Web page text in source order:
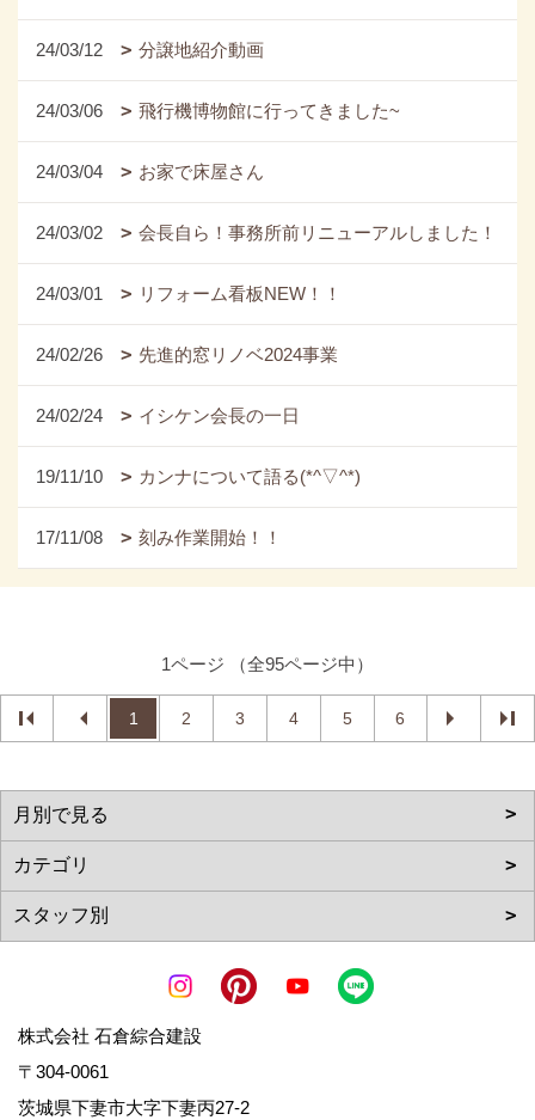
24/03/12 分譲地紹介動画
24/03/06 飛行機博物館に行ってきました~
24/03/04 お家で床屋さん
24/03/02 会長自ら！事務所前リニューアルしました！
24/03/01 リフォーム看板NEW！！
24/02/26 先進的窓リノベ2024事業
24/02/24 イシケン会長の一日
19/11/10 カンナについて語る(*^▽^*)
17/11/08 刻み作業開始！！
1ページ （全95ページ中）
1 2 3 4 5 6
株式会社 石倉綜合建設
〒304-0061
茨城県下妻市大字下妻丙27-2